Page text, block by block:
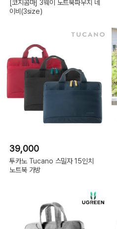
[코지콤마] 3웨이 노트북파우치 네
이비(3size)
39,000
투카노 Tucano 스밀자 15인치
노트북 가방